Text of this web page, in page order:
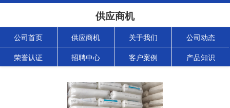
供应商机
公司首页 供应商机 关于我们 公司动态
荣誉认证 招聘中心 客户案例 产品知识